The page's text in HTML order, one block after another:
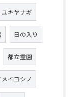
ユキヤナギ
日の入り
都立霊園
メイヨシノ